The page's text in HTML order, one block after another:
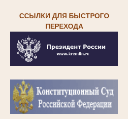
ССЫЛКИ ДЛЯ БЫСТРОГО
ПЕРЕХОДА